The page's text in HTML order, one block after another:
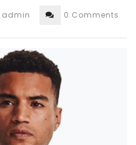
admin 0 Comments